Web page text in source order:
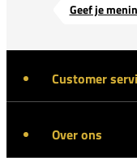
Geef je
Customer
Over ons